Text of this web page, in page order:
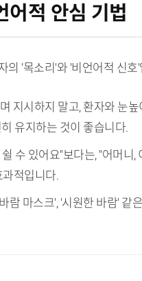
어적 안심 기법
의 '목소리'와 '비언어적 신호'
지시하지 말고, 환자와 눈
유지하는 것이 좋습니다.
수 있어요"보다는, "어머
적입니다.
람 마스크', '시원한 바람' 같